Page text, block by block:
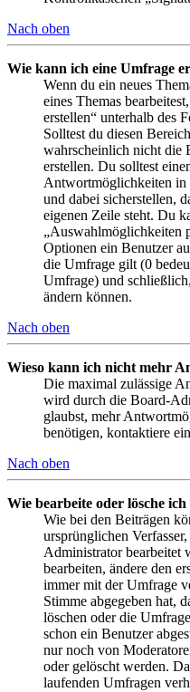
Nach oben
Wie kann ich eine Umfrage
Wenn du ein neues
eines Themas
erstellen“ unterhalb des
Solltest du diesen
wahrscheinlich nicht die
erstellen. Du solltest
Antwortmöglichkeiten in
und dabei sicherstellen,
eigenen Zeile steht. Du
„Auswahlmöglichkeiten
Optionen ein Benutzer
die Umfrage gilt (0
Umfrage) und
ändern können.
Nach oben
Wieso kann ich nicht mehr
Die maximal zulässige
wird durch die Board-
glaubst, mehr
benötigen, kontaktiere
Nach oben
Wie bearbeite oder lösche
Wie bei den Beiträgen
ursprünglichen
Administrator bearbeitet
bearbeiten, ändere den
immer mit der Umfrage
Stimme abgegeben hat,
löschen oder die
schon ein Benutzer
nur noch von
oder gelöscht werden.
laufenden Umfragen